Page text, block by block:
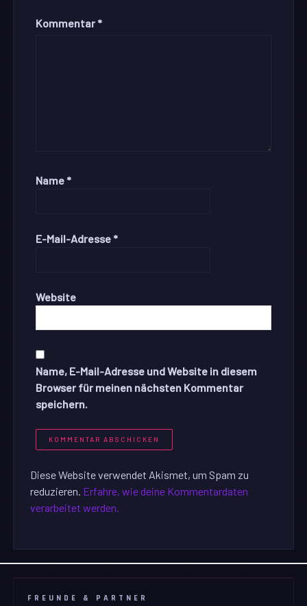
Kommentar *
Name *
E-Mail-Adresse *
Website
Name, E-Mail-Adresse und Website in diesem
Browser für meinen nächsten Kommentar
speichern.
Diese Website verwendet Akismet, um Spam zu
reduzieren. Erfahre, wie deine Kommentardaten
verarbeitet werden.
FREUNDE & PARTNER